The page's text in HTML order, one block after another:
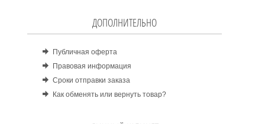
ДОПОЛНИТЕЛЬНО
Публичная оферта
Правовая информация
Сроки отправки заказа
Как обменять или вернуть товар?